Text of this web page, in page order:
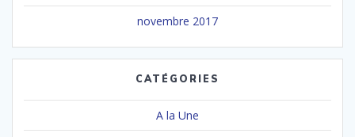
novembre 2017
CATÉGORIES
A la Une